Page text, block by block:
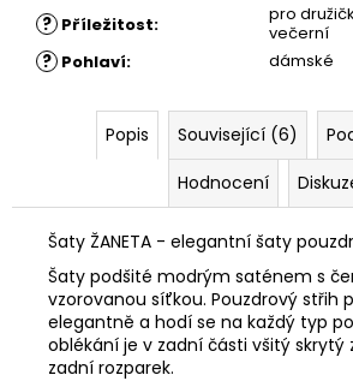
? Příležitost:
pro
večerní
? Pohlaví: dámské
Popis Související (6)
Hodnocení
Šaty ŽANETA - elegantní šaty
Šaty podšité modrým saténem s
vzorovanou síťkou. Pouzdrový střih
elegantně a hodí se na každý typ
oblékání je v zadní části všitý skrytý
zadní rozparek.